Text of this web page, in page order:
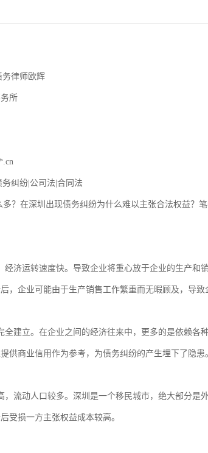
务律师欧辉
所
纠纷|公司法|合同法
经济运转速度快。导致企业将重心放于企业的生产和
，企业可能由于生产销售工作繁重而无暇顾及，导致
全建立。在企业之间的经济往来中，更多的是依赖各
供商业信用作为参考，为债务纠纷的产生埋下了隐患
，流动人口较多。深圳是一个移民城市，绝大部分是
受损一方主张权益成本较高。